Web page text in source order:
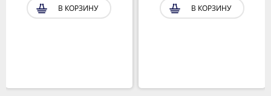
В КОРЗИНУ В КОРЗИНУ